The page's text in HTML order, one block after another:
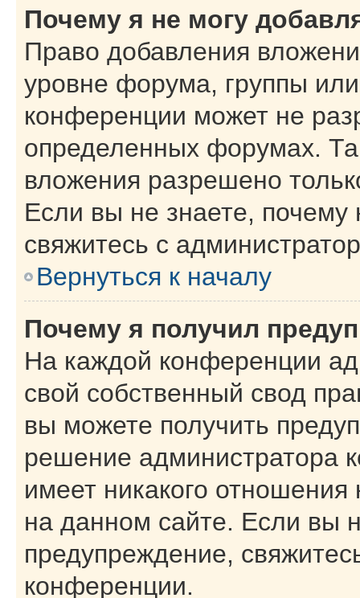
Почему я не могу
Право добавления
уровне форума, группы
конференции может не
определенных форумах.
вложения разрешено
Если вы не знаете,
свяжитесь с
Вернуться к началу
Почему я получил
На каждой конференции
свой собственный свод
вы можете получить
решение администратора
имеет никакого
на данном сайте. Если вы
предупреждение,
конференции.